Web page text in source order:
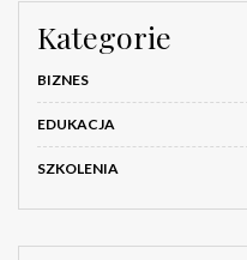
Kategorie
BIZNES
EDUKACJA
SZKOLENIA